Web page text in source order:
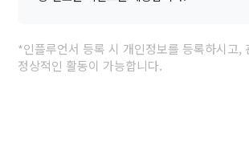
*인플루언서 등록 시 개인정보를 등록하시고,
정상적인 활동이 가능합니다.